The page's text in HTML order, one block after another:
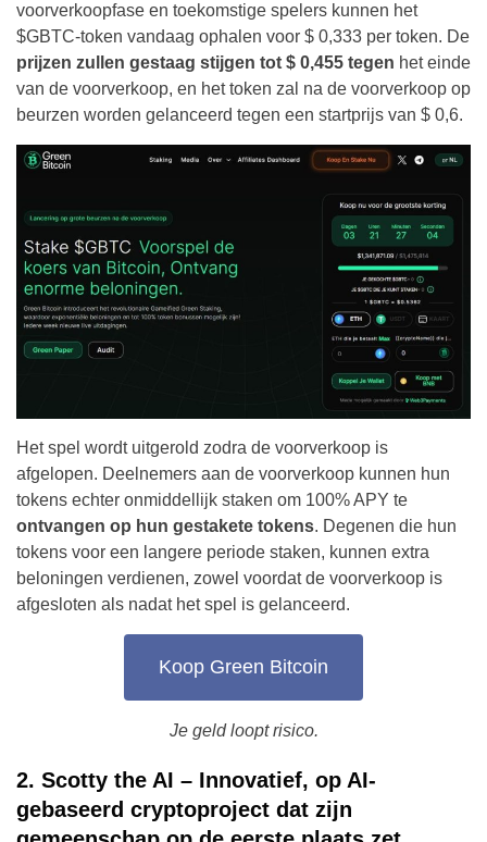
voorverkoopfase en toekomstige spelers kunnen het
$GBTC-token vandaag ophalen voor $ 0,333 per token. De
prijzen zullen gestaag stijgen tot $ 0,455 tegen het einde
van de voorverkoop, en het token zal na de voorverkoop op
beurzen worden gelanceerd tegen een startprijs van $ 0,6.
Het spel wordt uitgerold zodra de voorverkoop is
afgelopen. Deelnemers aan de voorverkoop kunnen hun
tokens echter onmiddellijk staken om 100% APY te
ontvangen op hun gestakete tokens. Degenen die hun
tokens voor een langere periode staken, kunnen extra
beloningen verdienen, zowel voordat de voorverkoop is
afgesloten als nadat het spel is gelanceerd.
Koop Green Bitcoin
Je geld loopt risico.
2. Scotty the AI – Innovatief, op AI-
gebaseerd cryptoproject dat zijn